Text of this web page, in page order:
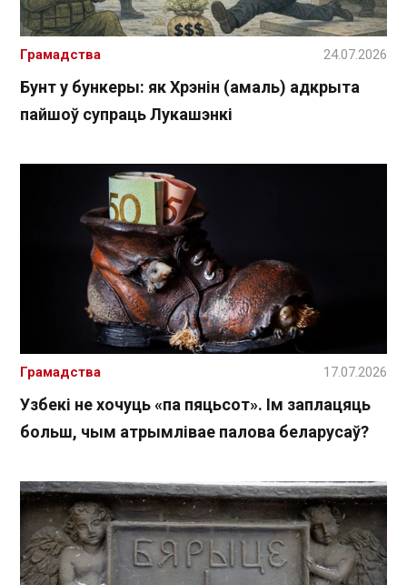
Бунт у бункеры: як Хрэнін (амаль) адкрыта
пайшоў супраць Лукашэнкі
Грамадства 24.07.2026
Узбекі не хочуць «па пяцьсот». Ім заплацяць
больш, чым атрымлівае палова беларусаў?
Грамадства 17.07.2026